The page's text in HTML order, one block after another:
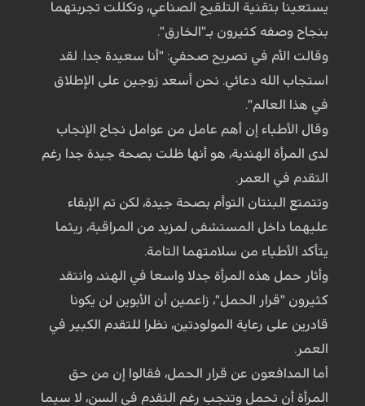
يستعينا بتقنية التلقيح الصناعي، وتكللت تجربتهما
بنجاح وصفه كثيرون بـ"الخارق".
وقالت الأم في تصريح صحفي: "أنا سعيدة جدا. لقد
استجاب الله دعائي. نحن أسعد زوجين على الإطلاق
في هذا العالم".
وقال الأطباء إن أهم عامل من عوامل نجاح الإنجاب
لدى المرأة الهندية، هو أنها ظلت بصحة جيدة جدا رغم
التقدم في العمر.
وتتمتع البنتان التوأم بصحة جيدة، لكن تم الإبقاء
عليهما داخل المستشفى لمزيد من المراقبة، ريثما
يتأكد الأطباء من سلامتهما التامة.
وأثار حمل هذه المرأة جدلا واسعا في الهند، وانتقد
كثيرون "قرار الحمل"، زاعمين أن الأبوين لن يكونا
قادرين على رعاية المولودتين، نظرا للتقدم الكبير في
العمر.
أما المدافعون عن قرار الحمل، فقالوا إن من حق
المرأة أن تحمل وتنجب رغم التقدم في السن، لا سيما